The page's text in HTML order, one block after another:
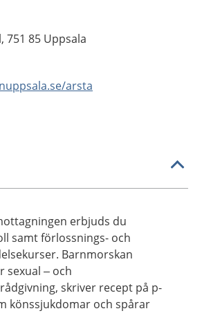
751 85 Uppsala
arsta
erbjuds du
samt förlossnings- och
Barnmorskan
sexual – och
skriver recept på p-
könssjukdomar och spårar